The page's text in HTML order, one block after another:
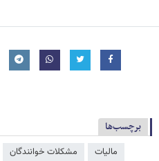
برچسب‌ها
مالیات مشکلات خوانندگان